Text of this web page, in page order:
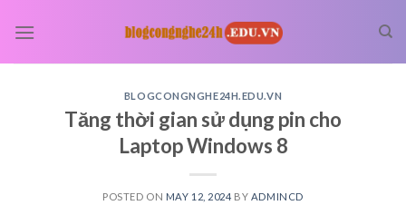
BLOGCONGNGHE24H.EDU.VN
Tăng thời gian sử dụng pin cho
Laptop Windows 8
POSTED ON MAY 12, 2024 BY ADMINCD